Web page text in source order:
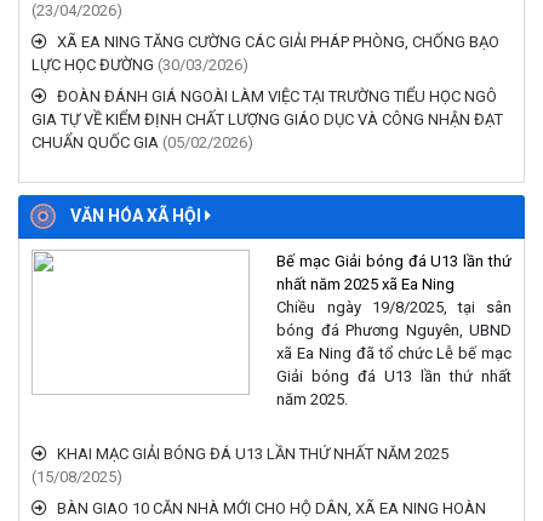
XUẤT NÔNG NGHIỆP.
XÃ EA NING TĂNG CƯỜNG CÁC GIẢI PHÁP PHÒNG, CHỐNG BẠO
LỰC HỌC ĐƯỜNG(30/03/2026)
ĐOÀN ĐÁNH GIÁ NGOÀI LÀM VIỆC TẠI TRƯỜNG TIỂU HỌC NGÔ
GIA TỰ VỀ KIỂM ĐỊNH CHẤT LƯỢNG GIÁO DỤC VÀ CÔNG NHẬN ĐẠT
CHUẨN QUỐC GIA(05/02/2026)
VĂN HÓA XÃ HỘI
nhất năm 2025 xã Ea Ning
Chiều ngày 19/8/2025, tại sân
bóng đá Phương Nguyên, UBND
xã Ea Ning đã tổ chức Lễ bế mạc
Giải bóng đá U13 lần thứ nhất
năm 2025.
(15/08/2025)
BÀN GIAO 10 CĂN NHÀ MỚI CHO HỘ DÂN, XÃ EA NING HOÀN
THÀNH 100% KẾ HOẠCH XÓA NHÀ TẠM, NHÀ DỘT NÁT(14/08/2025)